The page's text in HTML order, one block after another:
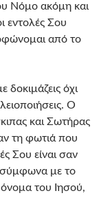
Νόμο ακόμη και
εντολές Σου
από το
όχι
Ο
και Σωτήρας
τη φωτιά που
Σου είναι σαν
σύμφωνα με το
του Ιησού,